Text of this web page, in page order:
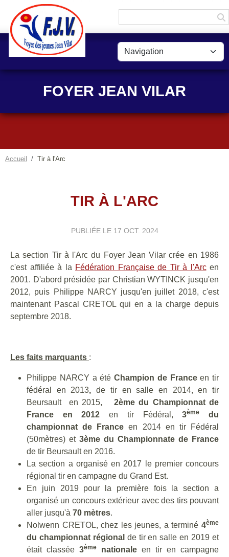
FOYER JEAN VILAR
Accueil Tir à l'Arc
TIR À L'ARC
PUBLIÉE LE 17 OCT. 2024
La section Tir à l'Arc du Foyer Jean Vilar crée en 1986
c'est affiliée à la Fédération Française de Tir à l'Arcen
2001. D'abord présidée par Christian WYTINCK jusqu'en
2012, puis Philippe NARCY jusqu'en juillet 2018, c'est
maintenant Pascal CRETOL qui en a la charge depuis
septembre 2018.
Les faits marquants :
Philippe NARCY a été Champion de Franceen tir
fédéral en 2013, de tir en salle en 2014, en tir
Beursault en 2015, 2ème du Championnat de
France en 2012 en tir Fédéral,3ème
du
championnat de France en 2014 en tir Fédéral
(50mètres) et 3ème du Championnate de France
de tir Beursault en 2016.
La section a organisé en 2017 le premier concours
régional tir en campagne du Grand Est.
En juin 2019 pour la première fois la section a
organisé un concours extérieur avec des tirs pouvant
aller jusqu'à 70 mètres.
Nolwenn CRETOL, chez les jeunes, a terminé 4ème
du championnat régional de tir en salle en 2019 et
était classée 3ème nationale en tir en campagne
Panneau de gestion des cookies